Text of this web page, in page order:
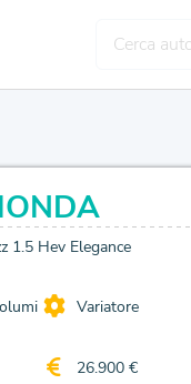
1.5 Hev Elegance
Variatore
26.900 €